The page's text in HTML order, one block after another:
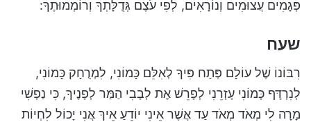
פְּגָמִים עֲצוּמִים וְנוֹרָאִים, לְפִי עֹצֶם גְּדֻלָּתְךָ וְרוֹמְמוּתֶךָ:
שעח
רִבּוֹנוֹ שֶׁל עוֹלָם פְּתַח פִּיךָ לְאִלֵּם כָּמוֹנִי, לִמְרֻחָק כָּמוֹנִי,
לְנִרְדָּף כָּמוֹנִי עָזְרֵנִי לְפָרֵשׁ אֶת לְבָבִי הַמַּר לְפָנֶיךָ, כִּי נַפְשִׁי
מָרָה לִי מְאֹד מְאֹד עַד אֲשֶׁר אֵינִי יוֹדֵעַ אֵיךְ אֲנִי יָכוֹל לִחְיוֹת